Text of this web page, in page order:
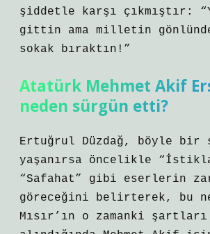
şiddetle karşı çıkmıştır:
gittin ama milletin gönlünde
sokak bıraktın!”
Atatürk Mehmet Akif
neden sürgün etti?
Ertuğrul Düzdağ, böyle bir
yaşanırsa öncelikle
“Safahat” gibi eserlerin
göreceğini belirterek, bu
Mısır’ın o zamanki şartları